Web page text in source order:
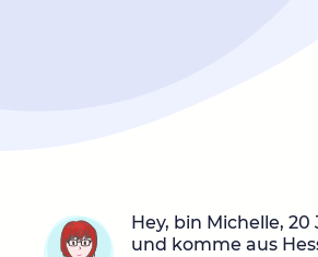
Hey, bin Michelle, 20
und komme aus